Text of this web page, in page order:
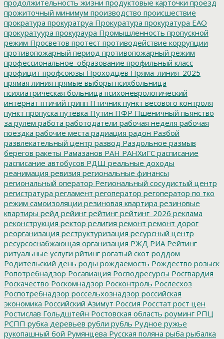
продолжительность жизни продуктовые карточки проезд
прожиточный минимум производство происшествие
прократура прокуратруа Прокуратура прокуратура ЕАО
прокуратуура прокураура Промышленность пропускной
режим Просветов протест противодействие коррупции
противопожарный период противопожарный режим
профессиональное_образование профильный класс
профицит профсоюзы Проходцев Пряма_линия_2025
прямая линия прямые выборы психбольница
психиатрическая больница психоневрологический
интернат птичий грипп Птичник пункт весового контроля
пункт пропуска путевка Путин ПФР Пшеничный пьянство
за рулем работа работодатели рабочая неделя рабочая
поездка рабочие места радиация радон Разбой
развлекательный центр развод Раздольное размыв
берегов ракеты Рамазанов РАН РАНХиГС расписание
расписание автобусов РДШ реальные доходы
реанимация ревизия региональные финансы
региональный оператор Региональный сосудистый центр
регистратура регламент регоператор регоператор по тко
режим самоизоляции резиновая квартира резиновые
квартиры рейд рейинг рейтинг рейтинг_2026 реклама
реконструкция ректор религия ремонт ремонт дорог
реорганизация реструктуризация ресурсный центр
ресурсоснабжающая организация РЖД РИА Рейтинг
ритуальные услуги рйтинг рогатый скот роддом
Родительский день роды рождаемость Рождество розыск
Ропотребнадзор Росавиация Росводресурсы Росгвардия
Роскачество Роскомнадзор Росконтроль Рослесхоз
Роспотребнадзор россельхознадзор российская
экономика Российский Азимут Россия Росстат рост цен
Ростислав Гольдштейн Ростовская область роуминг РПЦ
РСПП рубка деревьев рубли рубль Рудное ружье
рукопашный бой Румянцева Русская поляна рыба рыбалка